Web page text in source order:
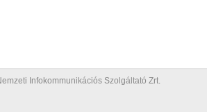
Infokommunikációs Szolgáltató Zrt.